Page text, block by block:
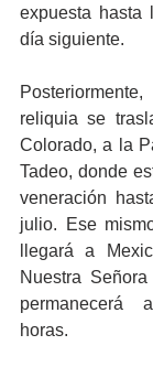
expuesta hasta
día siguiente.
reliquia se
Colorado, a la
Tadeo, donde
veneración
julio. Ese
llegará a
Nuestra
permanecerá
horas.